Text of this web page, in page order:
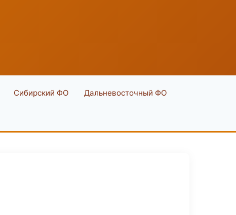
Сибирский ФО Дальневосточный ФО